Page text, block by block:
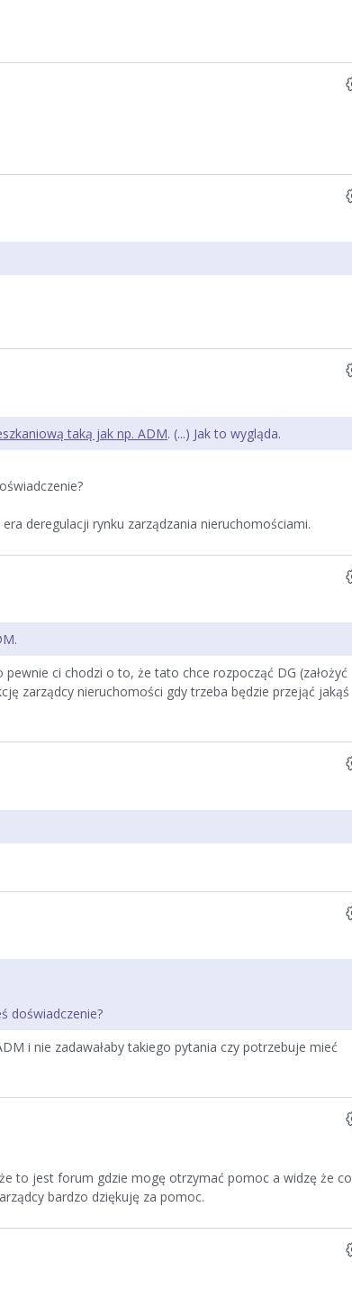
taką jak np. ADM. (...) Jak to wygląda.
deregulacji rynku zarządzania nieruchomościami.
ci chodzi o to, że tato chce rozpocząć DG (założyć
zarządcy nieruchomości gdy trzeba będzie przejąć jakąś
doświadczenie?
i nie zadawałaby takiego pytania czy potrzebuje mieć
to jest forum gdzie mogę otrzymać pomoc a widzę że co
bardzo dziękuję za pomoc.